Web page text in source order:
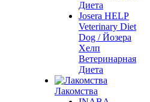
Диета
Josera HELP
Veterinary Diet
Dog / Йозера
Хелп
Ветеринарная
Диета
Лакомства